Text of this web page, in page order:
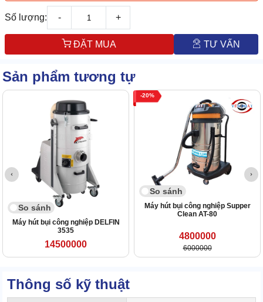
Số lượng: - +
ĐẶT MUA TƯ VẤN
Sản phẩm tương tự
So sánh
Máy hút bụi công nghiệp DELFIN
3535
14500000
20
So sánh
Máy hút bụi công nghiệp Supper
Clean AT-80
4800000
6000000
Thông số kỹ thuật